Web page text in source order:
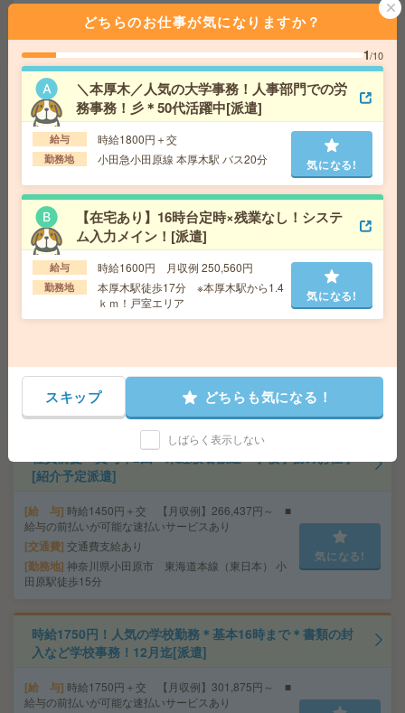
全額支給
勤務地 飯田橋駅徒歩3分、九段下駅徒歩7分
気になる!
正社員予定＊年収700万から800万円＊週1から2日在宅！
救命胴衣メーカーで事務[正社員への紹介予定派遣]
給 与 時給2300円～2500円＋交 【月収例】356,5
交通費 交通費支給あり
勤務地
神奈川県横浜市中区 みなとみらい線 元町・
中華街駅バス16分
気になる!
2名募集！正社員前提＊年収450万円以上＊週2日程度在宅
勤務OK[正社員への紹介予定派遣]
交通費 交通費支給あり
勤務地
神奈川県横浜市中区 みなとみらい線 馬車道
駅徒歩5分、京浜東北線 関内駅徒歩10分
気になる!
社員前提＊賞与年2回＊未経験者歓迎＊学校事務のお仕事
[紹介予定派遣]
給 与 時給1450円＋交 【月収例】266,437円～ ■
給与の前払いが可能な速払いサービスあり
交通費 交通費支給あり
勤務地 神奈川県小田原市 東海道本線（東日本） 小
田原駅徒歩15分
気になる!
時給1750円！人気の学校勤務＊基本16時まで＊書類の封
入など学校事務！12月迄[派遣]
給 与 時給1750円＋交 【月収例】301,875円～ ■
給与の前払いが可能な速払いサービスあり
どちらのお仕事が気になりますか？
1/10
＼本厚木／人気の大学事務！人事部門での労
務事務！彡＊50代活躍中[派遣]
給与 時給1800円＋交
勤務地 小田急小田原線 本厚木駅 バス20分 気になる!
【在宅あり】16時台定時×残業なし！システ
ム入力メイン！[派遣]
給与 時給1600円 月収例 250,560円
勤務地
本厚木駅徒歩17分 ※本厚木駅から1.4
ｋｍ！戸室エリア
気になる!
スキップ どちらも気になる！
しばらく表示しない